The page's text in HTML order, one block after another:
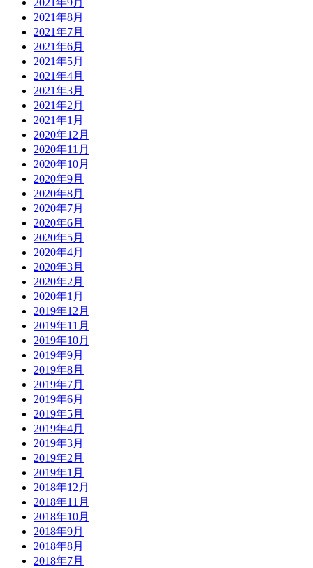
2021年9月
2021年8月
2021年7月
2021年6月
2021年5月
2021年4月
2021年3月
2021年2月
2021年1月
2020年12月
2020年11月
2020年10月
2020年9月
2020年8月
2020年7月
2020年6月
2020年5月
2020年4月
2020年3月
2020年2月
2020年1月
2019年12月
2019年11月
2019年10月
2019年9月
2019年8月
2019年7月
2019年6月
2019年5月
2019年4月
2019年3月
2019年2月
2019年1月
2018年12月
2018年11月
2018年10月
2018年9月
2018年8月
2018年7月